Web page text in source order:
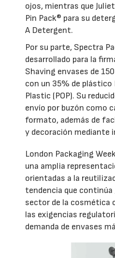
ojos, mientras que
Pin Pack® para su
A Detergent.
Por su parte, Spectra
desarrollado para la
Shaving envases de
con un 35% de plástico
Plastic (POP). Su
envío por buzón como
formato, además de
y decoración mediante
London Packaging
una amplia
orientadas a la
tendencia que continúa
sector de la cosmética
las exigencias
demanda de envases